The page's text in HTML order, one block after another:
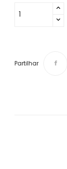
Partilhar